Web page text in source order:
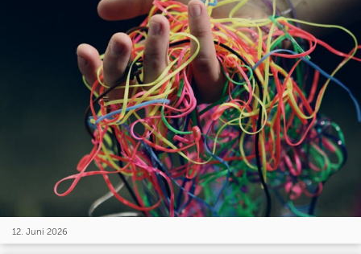
12. Juni 2026